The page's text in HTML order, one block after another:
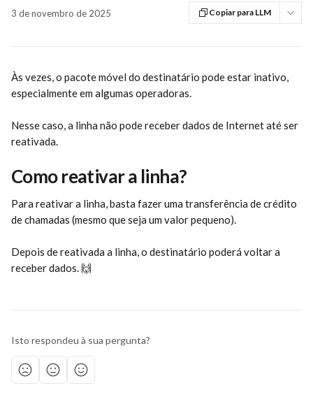
3 de novembro de 2025 Copiar para LLM
Às vezes, o pacote móvel do destinatário pode estar inativo,
especialmente em algumas operadoras.
Nesse caso, a linha não pode receber dados de Internet até ser
reativada.
Como reativar a linha?
Para reativar a linha, basta fazer uma transferência de crédito
de chamadas (mesmo que seja um valor pequeno).
Depois de reativada a linha, o destinatário poderá voltar a
receber dados. 🙌
Isto respondeu à sua pergunta?